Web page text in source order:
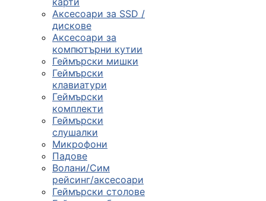
Аксесоари за SSD /
дискове
Аксесоари за
компютърни кутии
Геймърски мишки
Геймърски
клавиатури
Геймърски
комплекти
Геймърски
слушалки
Микрофони
Падове
Волани/Сим
рейсинг/аксесоари
Геймърски столове